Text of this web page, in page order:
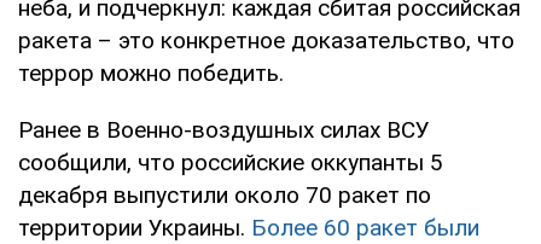
неба, и подчеркнул: каждая сбитая российская
ракета – это конкретное доказательство, что
террор можно победить.
Ранее в Военно-воздушных силах ВСУ
сообщили, что российские оккупанты 5
декабря выпустили около 70 ракет по
территории Украины. Более 60 ракет были